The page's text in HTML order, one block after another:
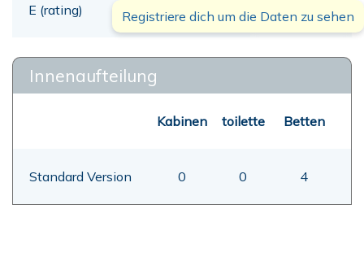
E (rating) 00,00 mt
Registriere dich um die Daten zu sehen
Innenaufteilung
Kabinen toilette Betten
Standard Version 0 0 4